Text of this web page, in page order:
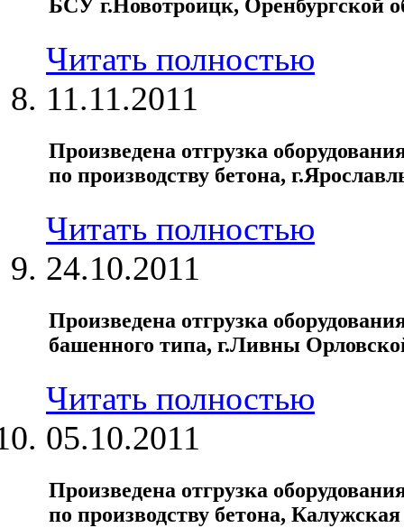
БСУ г.Новотроицк, Оренбургской
Читать полностью
11.11.2011
Произведена отгрузка
по производству бетона,
Читать полностью
24.10.2011
Произведена отгрузка
башенного типа, г.Ливны
Читать полностью
05.10.2011
Произведена отгрузка
по производству бетона, Калужская